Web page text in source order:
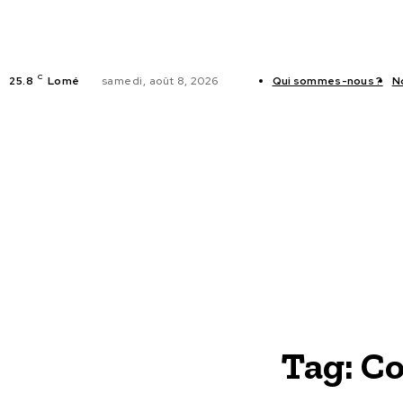
25.8 C Lomé samedi, août 8, 2026 Qui sommes-nous ?
Tag: